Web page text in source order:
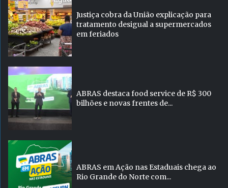
Justiça cobra da União explicação para
tratamento desigual a supermercados
em feriados
ABRAS destaca food service de R$ 300
bilhões e novas frentes de...
ABRAS em Ação nas Estaduais chega ao
Rio Grande do Norte com...